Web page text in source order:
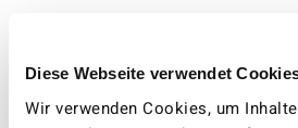
Diese Webseite verwendet
Wir verwenden Cookies, um
MEHR ERFAHREN